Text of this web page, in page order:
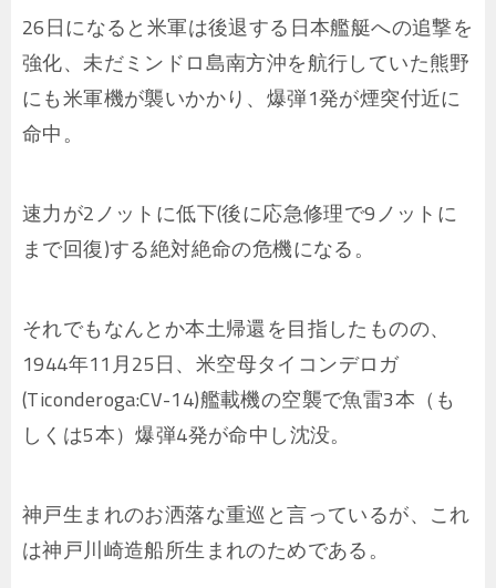
26日になると米軍は後退する日本艦艇への追撃を
強化、未だミンドロ島南方沖を航行していた熊野
にも米軍機が襲いかかり、爆弾1発が煙突付近に
命中。
速力が2ノットに低下(後に応急修理で9ノットに
まで回復)する絶対絶命の危機になる。
それでもなんとか本土帰還を目指したものの、
1944年11月25日、米空母タイコンデロガ
(Ticonderoga:CV-14)艦載機の空襲で魚雷3本（も
しくは5本）爆弾4発が命中し沈没。
神戸生まれのお洒落な重巡と言っているが、これ
は神戸川崎造船所生まれのためである。